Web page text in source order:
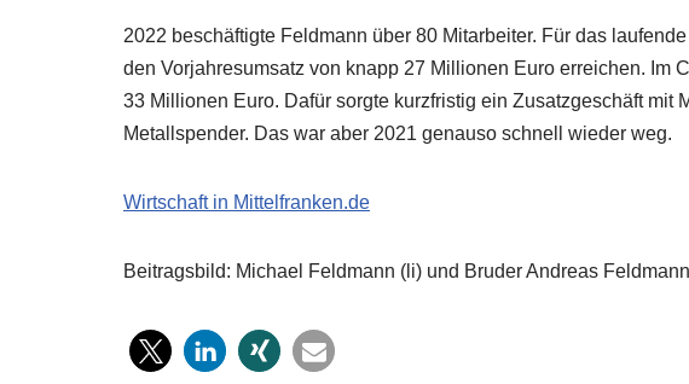
2022 beschäftigte Feldmann über 80 Mitarbeiter. Für das
den Vorjahresumsatz von knapp 27 Millionen Euro erreichen. Im
33 Millionen Euro. Dafür sorgte kurzfristig ein Zusatzgeschäft mit
Metallspender. Das war aber 2021 genauso schnell wieder weg.
Wirtschaft in Mittelfranken.de
Beitragsbild: Michael Feldmann (li) und Bruder Andreas